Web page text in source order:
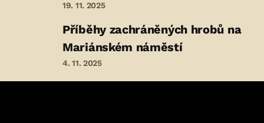
19. 11. 2025
Příběhy zachráněných hrobů na
Mariánském náměstí
4. 11. 2025